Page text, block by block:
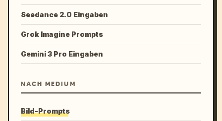
Seedance 2.0 Eingaben
Grok Imagine Prompts
Gemini 3 Pro Eingaben
NACH MEDIUM
Bild-Prompts